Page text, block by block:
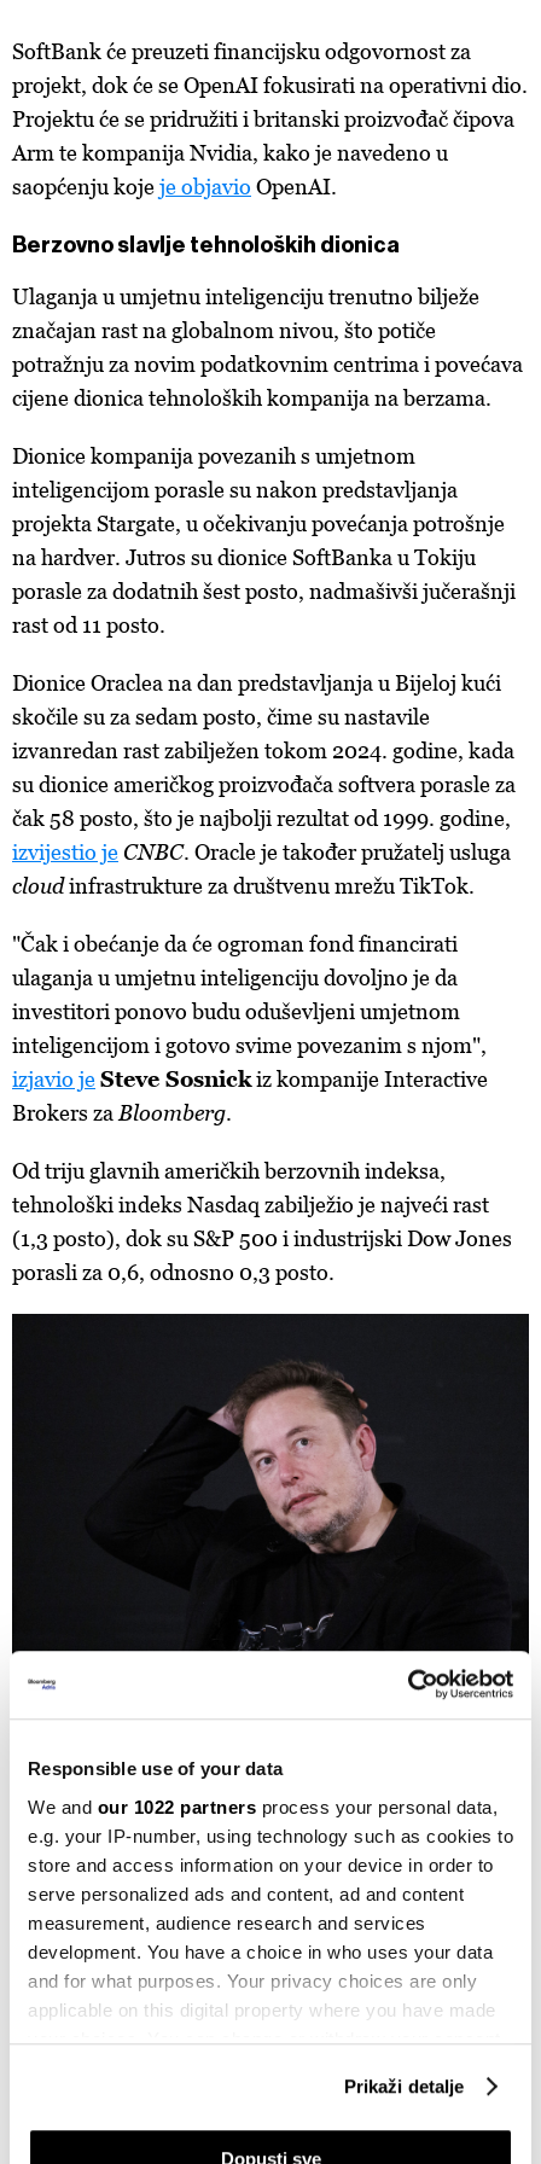
Responsible use of your data
We and our 1022 partners process your personal data,
e.g. your IP-number, using technology such as cookies to
store and access information on your device in order to
serve personalized ads and content, ad and content
measurement, audience research and services
development. You have a choice in who uses your data
and for what purposes. Your privacy choices are only
applicable on this digital property where you have made
your choices. You can change or withdraw your consent
If you allow, we would also like to:
Prikaži detalje
Dopusti sve
SoftBank će preuzeti financijsku odgovornost za
projekt, dok će se OpenAI fokusirati na operativni dio.
Projektu će se pridružiti i britanski proizvođač čipova
Arm te kompanija Nvidia, kako je navedeno u
saopćenju kojeje objavio OpenAI.
Berzovno slavlje tehnoloških dionica
Ulaganja u umjetnu inteligenciju trenutno bilježe
značajan rast na globalnom nivou, što potiče
potražnju za novim podatkovnim centrima i povećava
cijene dionica tehnoloških kompanija na berzama.
Dionice kompanija povezanih s umjetnom
inteligencijom porasle su nakon predstavljanja
projekta Stargate, u očekivanju povećanja potrošnje
na hardver. Jutros su dionice SoftBanka u Tokiju
porasle za dodatnih šest posto, nadmašivši jučerašnji
rast od 11 posto.
Dionice Oraclea na dan predstavljanja u Bijeloj kući
skočile su za sedam posto, čime su nastavile
izvanredan rast zabilježen tokom 2024. godine, kada
su dionice američkog proizvođača softvera porasle za
čak 58 posto, što je najbolji rezultat od 1999. godine,
izvijestio je CNBC. Oracle je također pružatelj usluga
cloudinfrastrukture za društvenu mrežu TikTok.
"Čak i obećanje da će ogroman fond financirati
ulaganja u umjetnu inteligenciju dovoljno je da
investitori ponovo budu oduševljeni umjetnom
inteligencijom i gotovo svime povezanim s njom",
izjavio jeSteve Sosnickiz kompanije Interactive
Brokers za Bloomberg.
Od triju glavnih američkih berzovnih indeksa,
tehnološki indeks Nasdaq zabilježio je najveći rast
(1,3 posto), dok su S&P 500 i industrijski Dow Jones
porasli za 0,6, odnosno 0,3 posto.
Bloomberg
Unatoč berzovnoj euforiji, neki veliki igrači u
tehnološkoj industriji, uključujućiElona Muska,
izrazili su sumnje u zajednički projekt,izvijestio je
BBC. Kritike se ponajprije odnose na nedostatak
detalja o samom poduzeću i načinu finansiranja.
Musk je izrazio sumnju u sposobnost uključenih
kompanija da ispune svoja obećanja.
They don’t actually have the money — Elon Musk